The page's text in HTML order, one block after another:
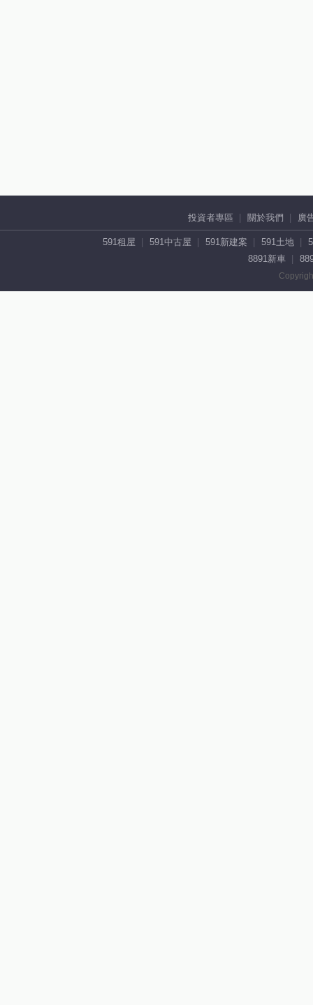
投資者專區 關於我們 廣
591租屋 591中古屋 591新建案 591土地
8891新車